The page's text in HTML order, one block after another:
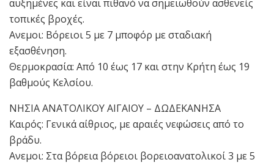
αυξημένες και είναι πιθανό να σημειωθούν ασθενείς
τοπικές βροχές.
Ανεμοι: Βόρειοι 5 με 7 μποφόρ με σταδιακή
εξασθένηση.
Θερμοκρασία: Από 10 έως 17 και στην Κρήτη έως 19
βαθμούς Κελσίου.
ΝΗΣΙΑ ΑΝΑΤΟΛΙΚΟΥ ΑΙΓΑΙΟΥ – ΔΩΔΕΚΑΝΗΣΑ
Καιρός: Γενικά αίθριος, με αραιές νεφώσεις από το
βράδυ.
Ανεμοι: Στα βόρεια βόρειοι βορειοανατολικοί 3 με 5